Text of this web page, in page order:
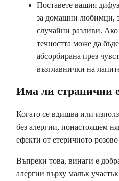
Поставете вашия
за домашни любимци,
случайни разливи.
течността може да
абсорбирана през
възглавнички на
Има ли странични
Когато се вдишва или
без алергии, понастоящем
ефекти от етеричното
Въпреки това, винаги е
алергии върху малък